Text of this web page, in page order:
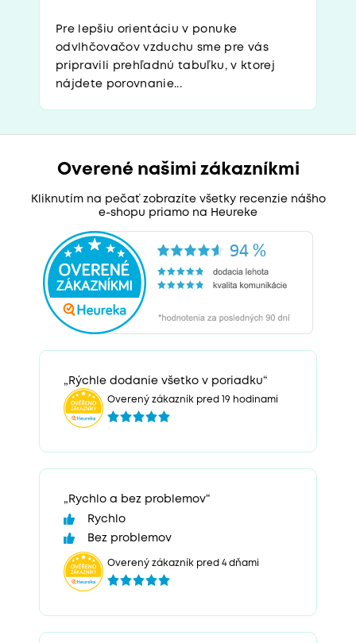
Pre lepšiu orientáciu v ponuke
odvlhčovačov vzduchu sme pre vás
pripravili prehľadnú tabuľku, v ktorej
nájdete porovnanie...
Overené našimi zákazníkmi
Kliknutím na pečať zobrazíte všetky recenzie nášho
e-shopu priamo na Heureke
„Rýchle dodanie všetko v poriadku“
Overený zákazník pred 19 hodinami
„Rychlo a bez problemov“
Rychlo
Bez problemov
Overený zákazník pred 4 dňami